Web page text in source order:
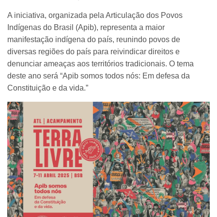
A iniciativa, organizada pela Articulação dos Povos
Indígenas do Brasil (Apib), representa a maior
manifestação indígena do país, reunindo povos de
diversas regiões do país para reivindicar direitos e
denunciar ameaças aos territórios tradicionais. O tema
deste ano será “Apib somos todos nós: Em defesa da
Constituição e da vida.”